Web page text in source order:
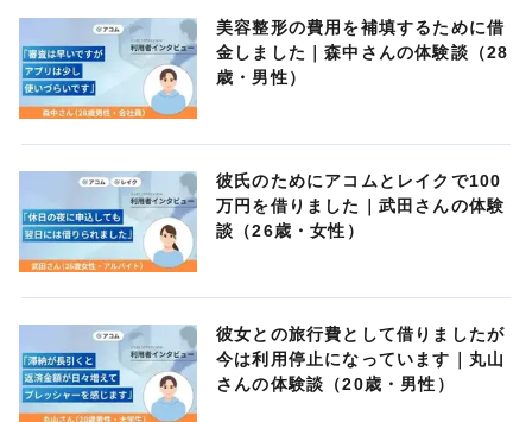
美容整形の費用を補填するために借
金しました｜森中さんの体験談（28
歳・男性）
彼氏のためにアコムとレイクで100
万円を借りました｜武田さんの体験
談（26歳・女性）
彼女との旅行費として借りましたが
今は利用停止になっています｜丸山
さんの体験談（20歳・男性）